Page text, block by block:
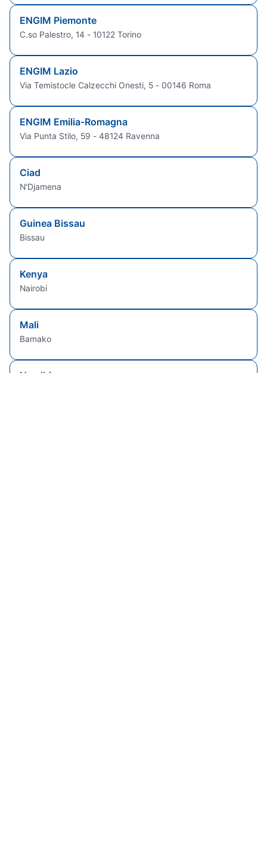
ENGIM Piemonte
C.so Palestro, 14 - 10122 Torino
ENGIM Lazio
Via Temistocle Calzecchi Onesti, 5 - 00146 Roma
ENGIM Emilia-Romagna
Via Punta Stilo, 59 - 48124 Ravenna
Ciad
N'Djamena
Guinea Bissau
Bissau
Kenya
Nairobi
Mali
Bamako
Namibia